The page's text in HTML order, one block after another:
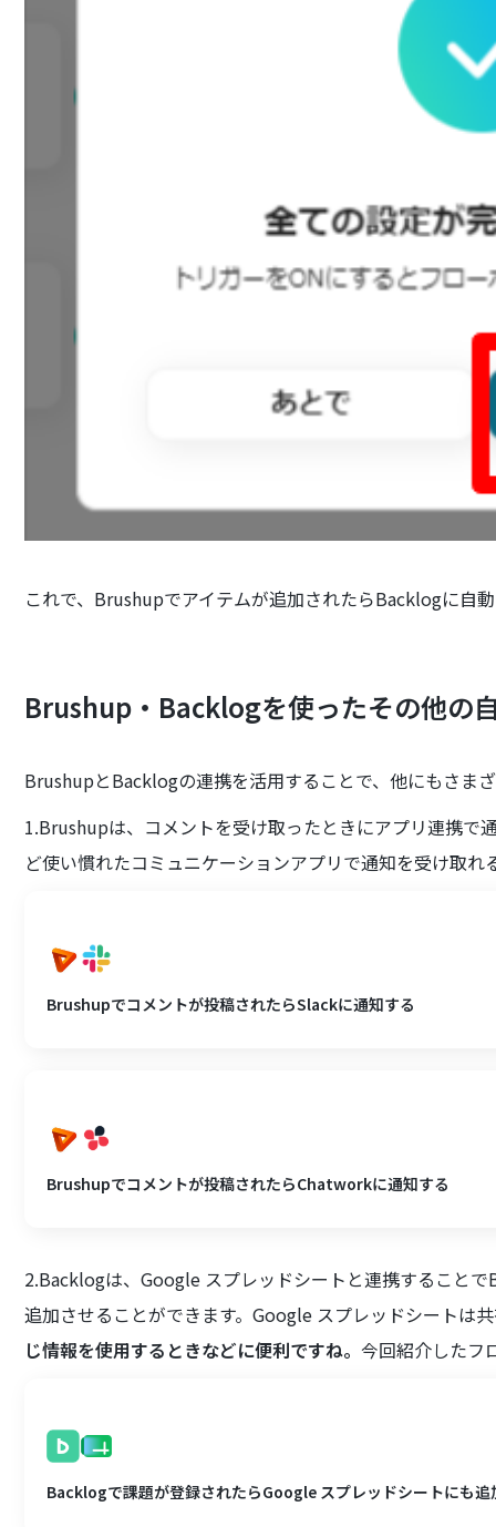
これで、Brushupでアイテムが追加されたらBacklogに自
Brushup・Backlogを使ったその他の
BrushupとBacklogの連携を活用することで、他にもさま
1.Brushupは、コメントを受け取ったときにアプリ連携
ど使い慣れたコミュニケーションアプリで通知を受け取
Brushupでコメントが投稿されたらSlackに通知する
Brushupでコメントが投稿されたらChatworkに通知する
2.Backlogは、Google スプレッドシートと連携すること
追加させることができます。Google スプレッドシートは
じ情報を使用するときなどに便利ですね。今回紹介したフ
Backlogで課題が登録されたらGoogle スプレッドシートにも追